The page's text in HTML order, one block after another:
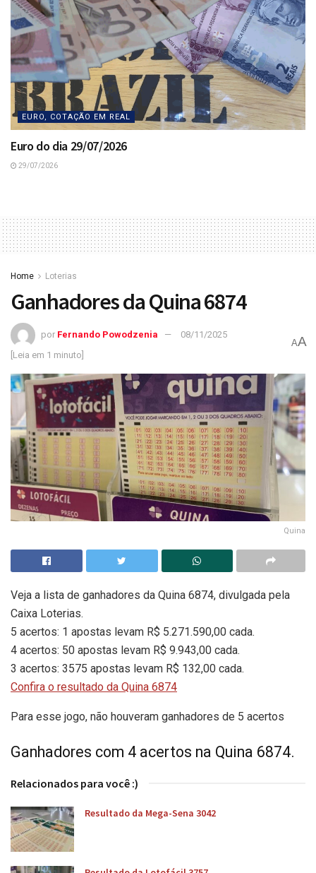
EURO, COTAÇÃO EM REAL
Euro do dia 29/07/2026
29/07/2026
Home Loterias
Ganhadores da Quina 6874
por Fernando Powodzenia
08/11/2025
[Leia em 1 minuto]
AA
Quina
Veja a lista de ganhadores da Quina 6874, divulgada pela
Caixa Loterias.
5 acertos: 1 apostas levam R$ 5.271.590,00 cada.
4 acertos: 50 apostas levam R$ 9.943,00 cada.
3 acertos: 3575 apostas levam R$ 132,00 cada.
Confira o resultado da Quina 6874
Para esse jogo, não houveram ganhadores de 5 acertos
Ganhadores com 4 acertos na Quina 6874.
Relacionados para você :)
Resultado da Mega-Sena 3042